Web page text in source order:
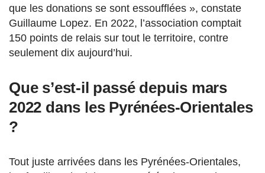
que les donations se sont essoufflées », constate
Guillaume Lopez. En 2022, l’association comptait
150 points de relais sur tout le territoire, contre
seulement dix aujourd’hui.
Que s’est-il passé depuis mars
2022 dans les Pyrénées-Orientales
?
Tout juste arrivées dans les Pyrénées-Orientales,